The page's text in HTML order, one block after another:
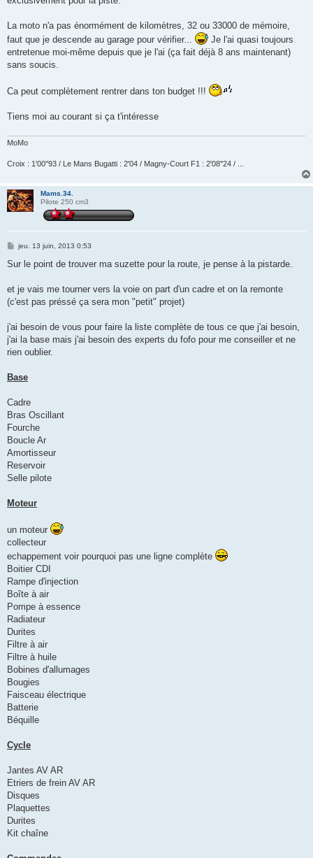
La moto n'a pas énormément de kilomètres, 32 ou 33000 de mémoire,
faut que je descende au garage pour vérifier...
Je l'ai quasi toujours
entretenue moi-même depuis que je l'ai (ça fait déjà 8 ans maintenant)
sans soucis.
Ca peut complètement rentrer dans ton budget !!!
Tiens moi au courant si ça t'intéresse
MoMo
Croix : 1'00''93 / Le Mans Bugatti : 2'04 / Magny-Court F1 : 2'08''24 / ...
Mams.34.
Pilote 250 cm3
M
s
g
e
jeu. 13 juin, 2013 0:53
Sur le point de trouver ma suzette pour la route, je pense à la pistarde.
et je vais me tourner vers la voie on part d'un cadre et on la remonte
(c'est pas préssé ça sera mon "petit" projet)
j'ai besoin de vous pour faire la liste complète de tous ce que j'ai besoin,
j'ai la base mais j'ai besoin des experts du fofo pour me conseiller et ne
rien oublier.
Base
Cadre
Bras Oscillant
Fourche
Boucle Ar
Amortisseur
Reservoir
Selle pilote
Moteur
un moteur
collecteur
echappement voir pourquoi pas une ligne complète
Boitier CDI
Rampe d'injection
Boîte à air
Pompe à essence
Radiateur
Durites
Filtre à air
Filtre à huile
Bobines d'allumages
Bougies
Faisceau électrique
Batterie
Béquille
Cycle
Jantes AV AR
Etriers de frein AV AR
Disques
Plaquettes
Durites
Kit chaîne